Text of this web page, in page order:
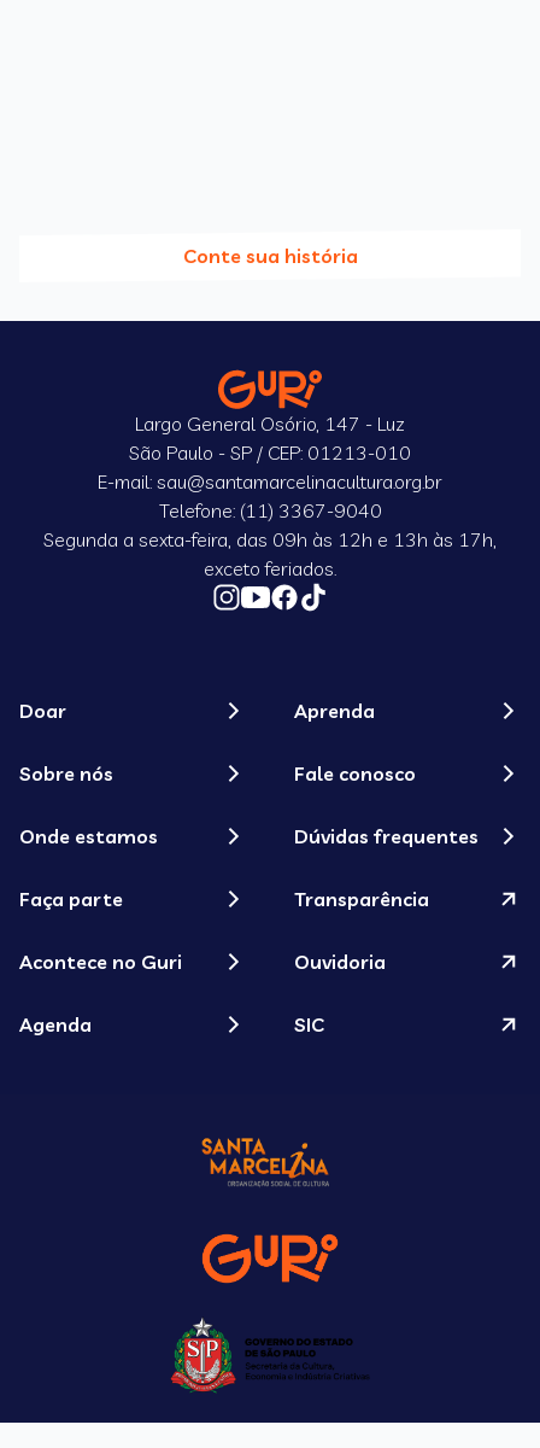
Conte sua história
Largo General Osório, 147 - Luz
São Paulo - SP / CEP: 01213-010
E-mail: sau@santamarcelinacultura.org.br
Telefone: (11) 3367-9040
Segunda a sexta-feira, das 09h às 12h e 13h às 17h,
exceto feriados.
Doar
Sobre nós
Onde estamos
Faça parte
Acontece no Guri
Agenda
Aprenda
Fale conosco
Dúvidas frequentes
Transparência
Ouvidoria
SIC